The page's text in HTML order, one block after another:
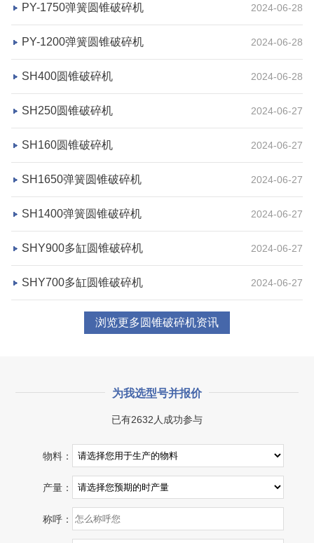
湖北省荆州市鼎盛矿业时产2000吨高钙石破碎生产
线
项目坐标
湖北省荆州市
设计产能
项目业主
咨询该项目执行经理
湖北省宜昌市砂石集并日产一万吨砂石料生产线
项目坐标
湖北省宜昌市
设计产能
日产一万吨
项目业主
PY-1750弹簧圆锥破碎机 2024-06-28
PY-1200弹簧圆锥破碎机 2024-06-28
SH400圆锥破碎机 2024-06-28
SH250圆锥破碎机 2024-06-27
SH160圆锥破碎机 2024-06-27
SH1650弹簧圆锥破碎机 2024-06-27
SH1400弹簧圆锥破碎机 2024-06-27
SHY900多缸圆锥破碎机 2024-06-27
SHY700多缸圆锥破碎机 2024-06-27
浏览更多圆锥破碎机资讯
为我选型号并报价
已有2632人成功参与
物料：
产量：
称呼：